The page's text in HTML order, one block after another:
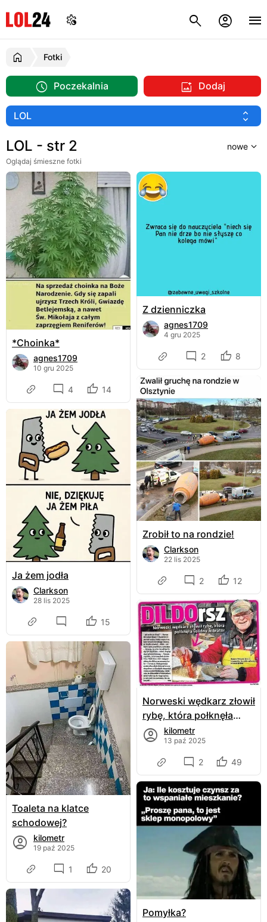
Fotki
Poczekalnia Dodaj
LOL - str 2
Oglądaj śmieszne fotki
*Choinka*
agnes1709
10 gru 2025
4 14
Z dzienniczka
agnes1709
4 gru 2025
2 8
Ja żem jodła
Clarkson
28 lis 2025
15
Zrobił to na rondzie!
Clarkson
22 lis 2025
2 12
Toaleta na klatce
schodowej?
kilometr
19 paź 2025
1 20
Norweski wędkarz złowił
rybę, która połknęła
wibratorkilometr
13 paź 2025
2 49
Pomyłka?